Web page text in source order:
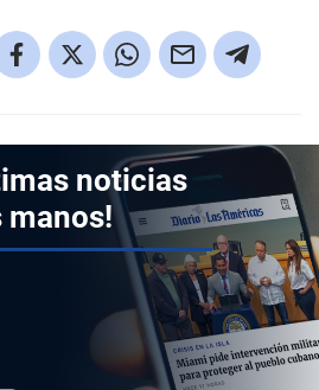
noticias
manos!